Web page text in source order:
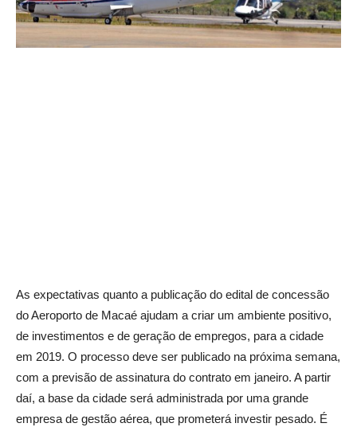
As expectativas quanto a publicação do edital de concessão
do Aeroporto de Macaé ajudam a criar um ambiente positivo,
de investimentos e de geração de empregos, para a cidade
em 2019. O processo deve ser publicado na próxima semana,
com a previsão de assinatura do contrato em janeiro. A partir
daí, a base da cidade será administrada por uma grande
empresa de gestão aérea, que prometerá investir pesado. É